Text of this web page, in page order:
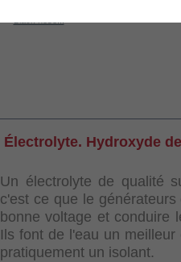
Électrolyte. Hydroxyde
Un électrolyte de qualité
c'est ce que le
bonne voltage et conduire
Ils font de l'eau un
pratiquement un isolant.